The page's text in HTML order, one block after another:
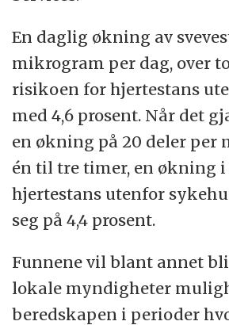
En daglig økning av
mikrogram per dag, over
risikoen for hjertestans
med 4,6 prosent. Når det
en økning på 20 deler per
én til tre timer, en økning
hjertestans utenfor
seg på 4,4 prosent.
Funnene vil blant annet
lokale myndigheter
beredskapen i perioder